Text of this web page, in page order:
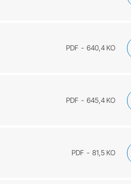
PDF 640,4 KO
PDF 645,4 KO
PDF 81,5 KO